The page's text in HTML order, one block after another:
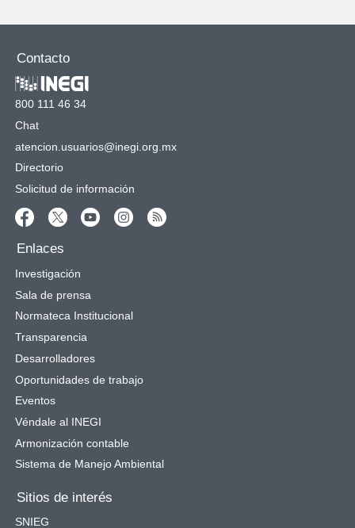
Contacto
800 111 46 34
Chat
atencion.usuarios@inegi.org.mx
Directorio
Solicitud de información
Enlaces
Investigación
Sala de prensa
Normateca Institucional
Transparencia
Desarrolladores
Oportunidades de trabajo
Eventos
Véndale al INEGI
Armonización contable
Sistema de Manejo Ambiental
Sitios de interés
SNIEG